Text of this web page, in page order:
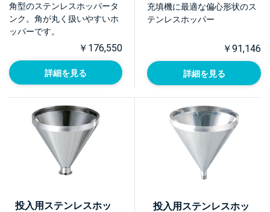
角型のステンレスホッパータ
ンク。角が丸く扱いやすいホ
ッパーです。
￥176,550
詳細を見る
充填機に最適な偏心形状のス
テンレスホッパー
￥91,146
詳細を見る
投入用ステンレスホッ
投入用ステンレスホッ